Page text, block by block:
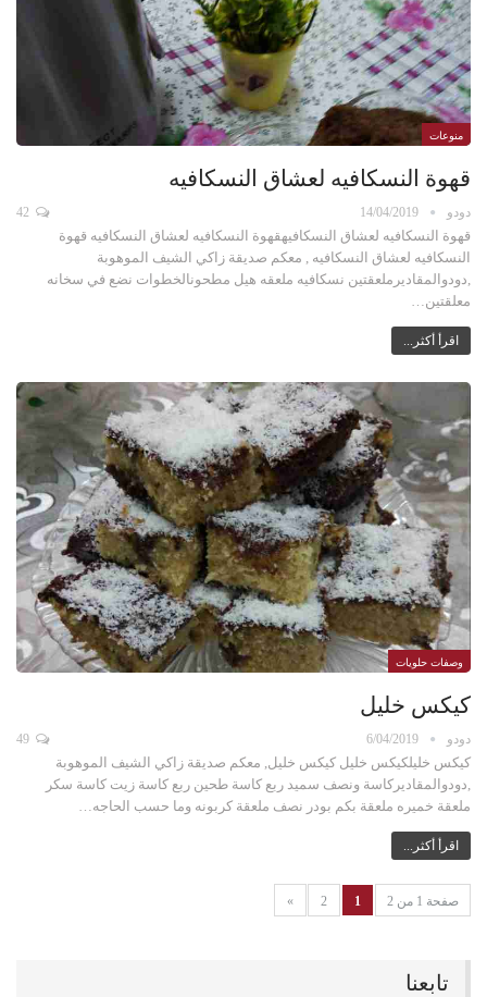
منوعات
قهوة النسكافيه لعشاق النسكافيه
دودو 14/04/2019
قهوة النسكافيه لعشاق النسكافيهقهوة النسكافيه لعشاق النسكافيه قهوة
النسكافيه لعشاق النسكافيه , معكم صديقة زاكي الشيف الموهوبة
,دودوالمقاديرملعقتين نسكافيه ملعقه هيل مطحونالخطوات نضع في سخانه
معلقتين…
اقرأ أكثر...
وصفات حلويات
كيكس خليل
دودو 6/04/2019
كيكس خليلكيكس خليل كيكس خليل, معكم صديقة زاكي الشيف الموهوبة
,دودوالمقاديركاسة ونصف سميد ربع كاسة طحين ربع كاسة زيت كاسة سكر
ملعقة خميره ملعقة بكم بودر نصف ملعقة كربونه وما حسب الحاجه…
اقرأ أكثر...
صفحة 1 من 2 1
2
»
تابعنا